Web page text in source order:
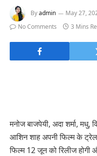
Byadmin May 27,
No Comments
3 Mins
मनोज बाजपेयी, अदा शर्मा,
आशिन शाह अपनी फिल्म के
फिल्म 12 जून को रिलीज होगी